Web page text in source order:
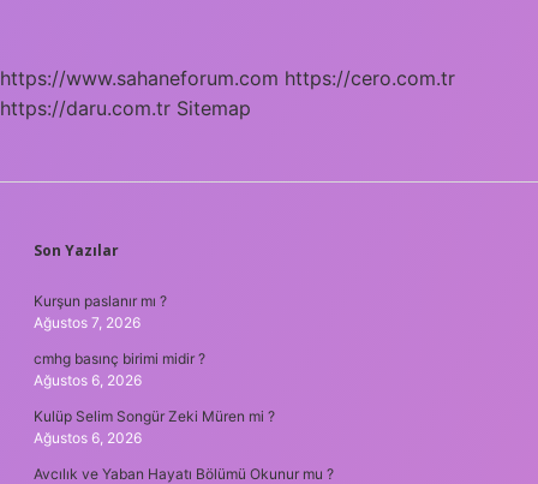
https://www.sahaneforum.com https://cero.com.tr
https://daru.com.tr Sitemap
SIDEBAR
Son Yazılar
Kurşun paslanır mı ?
Ağustos 7, 2026
cmhg basınç birimi midir ?
Ağustos 6, 2026
Kulüp Selim Songür Zeki Müren mi ?
Ağustos 6, 2026
Avcılık ve Yaban Hayatı Bölümü Okunur mu ?